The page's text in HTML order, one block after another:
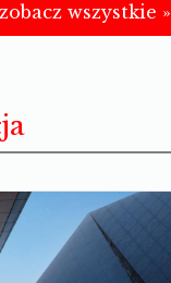
zobacz wszystkie »